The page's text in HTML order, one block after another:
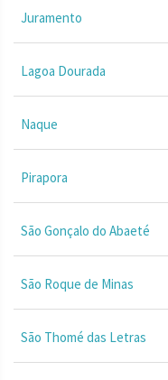
Juramento
Lagoa Dourada
Naque
Pirapora
São Gonçalo do Abaeté
São Roque de Minas
São Thomé das Letras